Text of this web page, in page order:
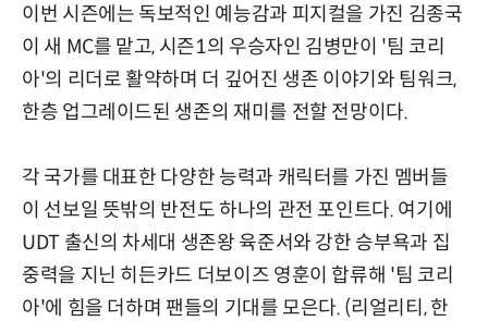
이번 시즌에는 독보적인 예능감과 피지컬을 가진 김종국
이 새 MC를 맡고, 시즌1의 우승자인 김병만이 '팀 코리
아'의 리더로 활약하며 더 깊어진 생존 이야기와 팀워크,
한층 업그레이드된 생존의 재미를 전할 전망이다.
각 국가를 대표한 다양한 능력과 캐릭터를 가진 멤버들
이 선보일 뜻밖의 반전도 하나의 관전 포인트다. 여기에
UDT 출신의 차세대 생존왕 육준서와 강한 승부욕과 집
중력을 지닌 히든카드 더보이즈 영훈이 합류해 '팀 코리
아'에 힘을 더하며 팬들의 기대를 모은다. (리얼리티, 한